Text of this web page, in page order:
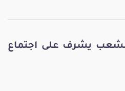
يشرف على اجتماع